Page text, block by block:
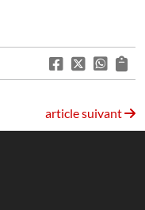
article suivant